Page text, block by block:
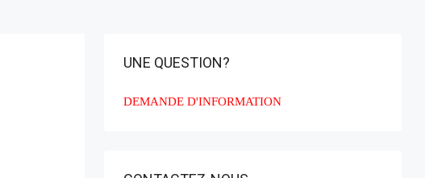
UNE QUESTION?
DEMANDE D'INFORMATION